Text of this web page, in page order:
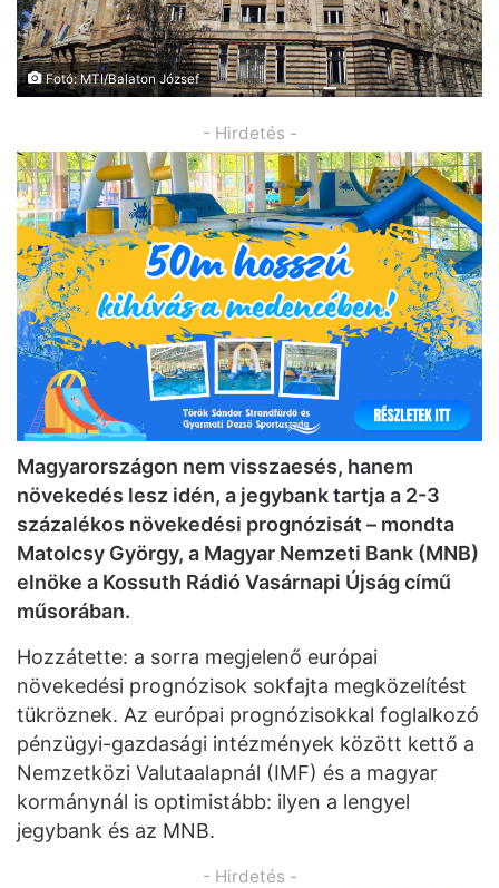
Fotó: MTI/Balaton József
- Hirdetés -
Magyarországon nem visszaesés, hanem
növekedés lesz idén, a jegybank tartja a 2-3
százalékos növekedési prognózisát – mondta
Matolcsy György, a Magyar Nemzeti Bank (MNB)
elnöke a Kossuth Rádió Vasárnapi Újság című
műsorában.
Hozzátette: a sorra megjelenő európai
növekedési prognózisok sokfajta megközelítést
tükröznek. Az európai prognózisokkal foglalkozó
pénzügyi-gazdasági intézmények között kettő a
Nemzetközi Valutaalapnál (IMF) és a magyar
kormánynál is optimistább: ilyen a lengyel
jegybank és az MNB.
- Hirdetés -